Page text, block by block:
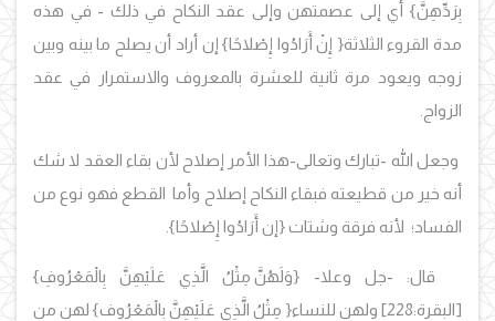
بِرَدِّهِنَّ} أي إلى عصمتهن وإلى عقد النكاح في ذلك - في هذه
مدة القروء الثلاثة{ إِنْ أَرَادُوا إِصْلاحًا}إن أراد أن يصلح ما بينه وبين
زوجه ويعود مرة ثانية للعشرة بالمعروف والاستمرار في عقد
الزواج.
وجعل الله -تبارك وتعالى-هذا الأمر إصلاح لأن بقاء العقد لا شك
أنه خير من قطيعته فبقاء النكاح إصلاح وأما القطع فهو نوع من
الفساد؛ لأنه فرقة وشتات{إن أَرَادُوا إِصْلاحًا}
قال: -جل وعلا- {وَلَهُنَّ مِثْلُ الَّذِي عَلَيْهِنَّ بِالْمَعْرُوفِ}
[البقرة:228]
ولهن للنساء{ مِثْلُ الَّذِي عَلَيْهِنَّ بِالْمَعْرُوف}لهن من